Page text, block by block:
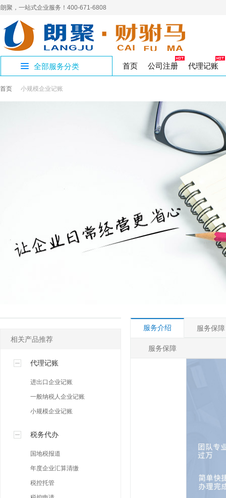
朗聚，一站式企业服务！400-671-6808
全部服务分类
开设公司专区
人事社保专区
国家局核名 注
璧山区注册公司
九龙坡区注册公司
渝北区注册公司
香港公司设立
股份公司注册
解除异常名录
三类医疗器械
经营性演出许可证
出版物许可申请
增值电信 SP经营许可证
其他许可
商标转让
商标
实用新型专利
国地税报道 年
验资报告 财务
企业合理节税
公积金开户
社
工作居住证 工作居住证单位
企业
首页 公司注册 代理记账
首页 小规模企业记账
服务介绍 服务保障
服务保障
相关产品推荐
代理记账
进出口企业记账
一般纳税人企业记账
小规模企业记账
税务代办
国地税报道
年度企业汇算清缴
税控托管